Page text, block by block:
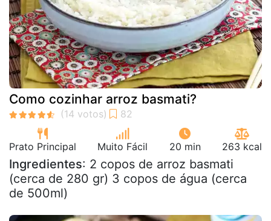
Como cozinhar arroz basmati?
Prato Principal Muito Fácil 20 min 263 kcal
Ingredientes: 2 copos de arroz basmati
(cerca de 280 gr) 3 copos de água (cerca
de 500ml)